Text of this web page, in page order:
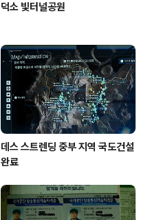
덕소 빛터널공원
데스 스트렌딩 중부 지역 국도건설
완료